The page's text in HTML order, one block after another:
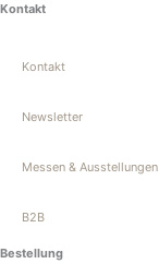
Kontakt
Kontakt
Newsletter
Messen & Ausstellungen
B2B
Bestellung